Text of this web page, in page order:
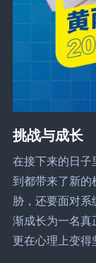
挑战与成长
在接下来的日
到都带来了新
胁，还要面对
渐成长为一名真
更在心理上变得